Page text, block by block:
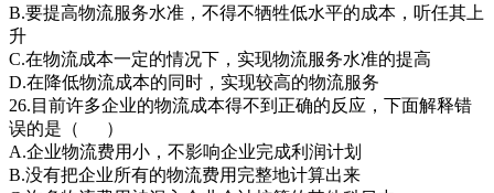
B.要提高物流服务水准，不得不牺牲低水平的成本，听任其上
升
C.在物流成本一定的情况下，实现物流服务水准的提高
D.在降低物流成本的同时，实现较高的物流服务
26.目前许多企业的物流成本得不到正确的反应，下面解释错
误的是（ ）
A.企业物流费用小，不影响企业完成利润计划
B.没有把企业所有的物流费用完整地计算出来